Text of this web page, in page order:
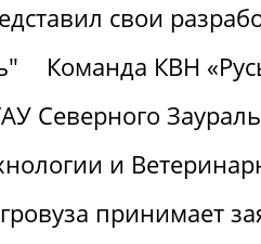
свои
Команда КВН
Северного
и
принимает